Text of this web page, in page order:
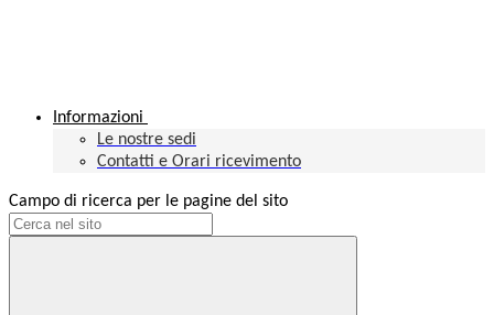
Informazioni
Le nostre sedi
Contatti e Orari ricevimento
Campo di ricerca per le pagine del sito